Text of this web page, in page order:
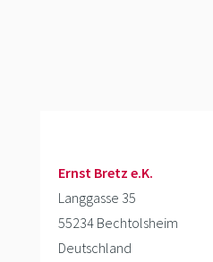
Ernst Bretz e.K.
Langgasse 35
55234 Bechtolsheim
Deutschland